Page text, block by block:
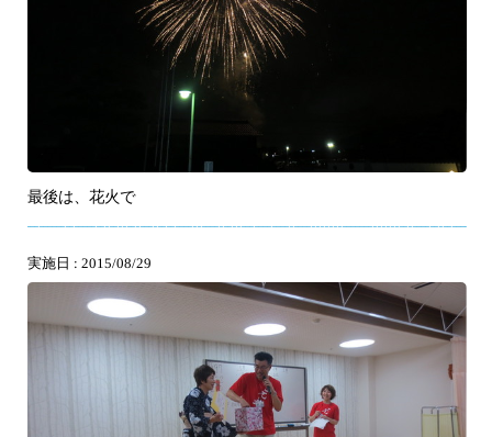
最後は、花火で
実施日 : 2015/08/29